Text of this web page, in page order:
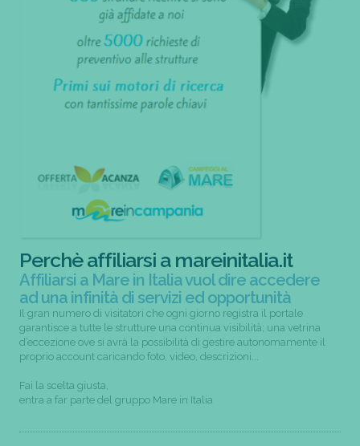
Perchè affiliarsi a mareinitalia.it
Affiliarsi a Mare in Italia vuol dire accedere
ad una infinità di servizi ed opportunità
Il gran numero di visitatori che ogni giorno registra il portale
garantisce a tutte le strutture una continua visibilità; una vetrina
d’eccezione ove si avrà la possibilità di gestire autonomamente il
proprio account caricando foto, video, descrizioni...
Fai la scelta giusta,
entra a far parte del gruppo Mare in Italia